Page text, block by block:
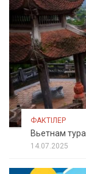
ФАКТІЛЕР
Вьетнам
14.07.2025